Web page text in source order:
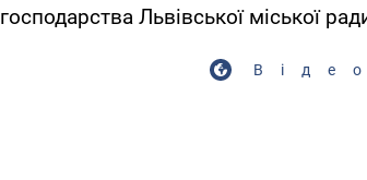
господарства Львівської міської